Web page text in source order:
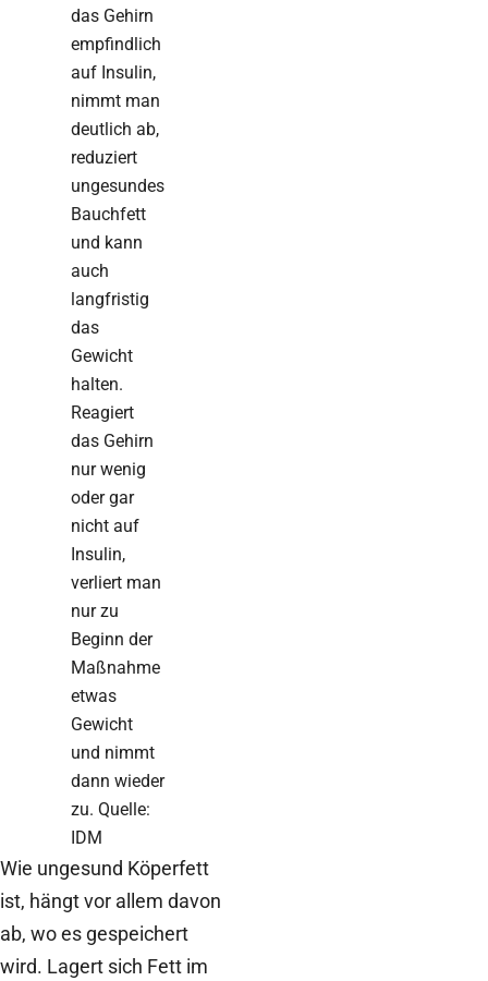
das Gehirn
empfindlich
auf Insulin,
nimmt man
deutlich ab,
reduziert
ungesundes
Bauchfett
und kann
auch
langfristig
das
Gewicht
halten.
Reagiert
das Gehirn
nur wenig
oder gar
nicht auf
Insulin,
verliert man
nur zu
Beginn der
Maßnahme
etwas
Gewicht
und nimmt
dann wieder
zu. Quelle:
IDM
Wie ungesund Köperfett
ist, hängt vor allem davon
ab, wo es gespeichert
wird. Lagert sich Fett im